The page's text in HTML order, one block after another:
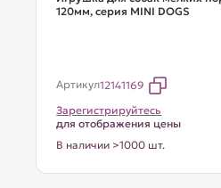
120мм, серия MINI DOGS
Артикул12141169
Зарегистрируйтесь
для отображения цены
В наличии >1000 шт.